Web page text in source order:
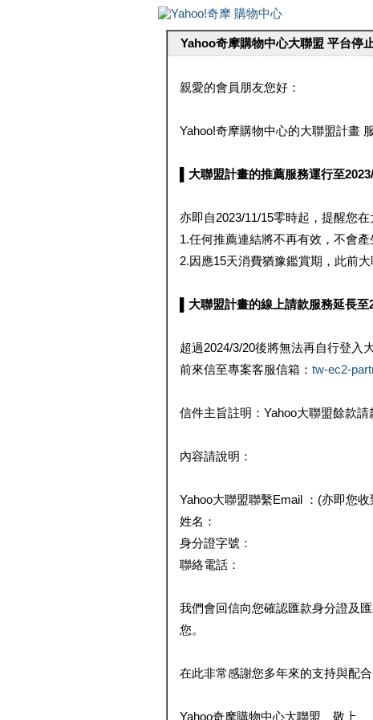
Yahoo奇摩購物中心大聯盟 平台停
親愛的會員朋友您好：
Yahoo!奇摩購物中心的大聯盟計畫
▌大聯盟計畫的推薦服務運行至
亦即自2023/11/15零時起，提醒您
1.任何推薦連結將不再有效，不會產
2.因應15天消費猶豫鑑賞期，此前
▌大聯盟計畫的線上請款服務延長至
超過2024/3/20後將無法再自行登入
前來信至專案客服信箱： tw-ec2-
信件主旨註明：Yahoo大聯盟餘款請
內容請說明：
Yahoo大聯盟聯繫Email ：(亦即您
姓名：
身分證字號：
聯絡電話：
我們會回信向您確認匯款身分證及
您。
在此非常感謝您多年來的支持與配合
Yahoo奇摩購物中心大聯盟 敬上